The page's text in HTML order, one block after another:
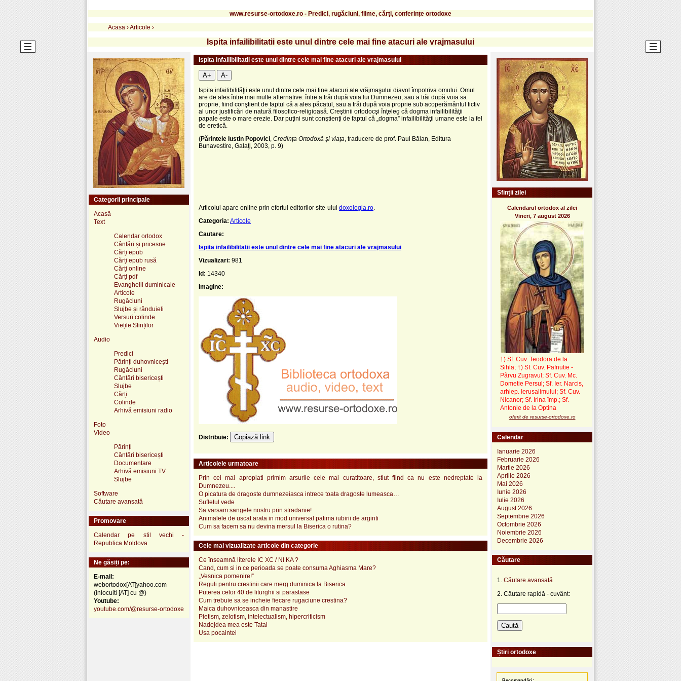
www.resurse-ortodoxe.ro - Predici, rugăciuni, filme, cărți, conferințe ortodoxe
Acasa ›Articole ›
Ispita infailibilitatii este unul dintre cele mai fine atacuri ale vrajmasului
Ispita infailibilitatii este unul dintre cele mai fine atacuri ale vrajmasului
A+ A-
Ispita infailibilităţii este unul dintre cele mai fine atacuri ale vrăjmaşului diavol împotriva omului. Omul
are de ales între mai multe alternative: între a trăi după voia lui Dumnezeu, sau a trăi după voia sa
proprie, fiind conştient de faptul că a ales păcatul, sau a trăi după voia proprie sub acoperământul fictiv
al unor justificări de natură filosofico-religioasă. Creştinii ortodocşi înţeleg că dogma infailibilităţii
papale este o mare erezie. Dar puţini sunt conştienţi de faptul că „dogma” infailibilităţii umane este la fel
de eretică.
(Părintele Iustin Popovici Credința Ortodoxă și viața , traducere de prof. Paul Bălan, Editura
Bunavestire, Galaţi, 2003, p. 9)
Articolul apare online prin efortul editorilor site-ului doxologia.ro
Categoria: Articole
Cautare:
Ispita infailibilitatii este unul dintre cele mai fine atacuri ale vrajmasului
Vizualizari: 981
Id: 14340
Imagine:
Distribuie: Copiază link
Articolele urmatoare
Prin cei mai apropiati primim arsurile cele mai curatitoare, stiut fiind ca nu este nedreptate la
Dumnezeu....
O picatura de dragoste dumnezeiasca intrece toata dragoste lumeasca…
Sufletul vede
Sa varsam sangele nostru prin stradanie!
Animalele de uscat arata in mod universal patima iubirii de arginti
Cum sa facem sa nu devina mersul la Biserica o rutina?
Cele mai vizualizate articole din categorie
Ce înseamnă literele IC XC / NI KA ?
Cand, cum si in ce perioada se poate consuma Aghiasma Mare?
„Vesnica pomenire!”
Reguli pentru crestinii care merg duminica la Biserica
Puterea celor 40 de liturghii si parastase
Cum trebuie sa se incheie fiecare rugaciune crestina?
Maica duhovniceasca din manastire
Pietism, zelotism, intelectualism, hipercriticism
Nadejdea mea este Tatal
Usa pocaintei
Categorii principale
Acasă
Text
Calendar ortodox
Cântări și pricesne
Cărți epub
Cărți epub rusă
Cărți online
Cărți pdf
Evanghelii duminicale
Articole
Rugăciuni
Slujbe și rânduieli
Versuri colinde
Viețile Sfinților
Audio
Predici
Părinți duhovnicești
Rugăciuni
Cântări bisericești
Slujbe
Cărți
Colinde
Arhivă emisiuni radio
Foto
Video
Părinți
Cântări bisericești
Documentare
Arhivă emisiuni TV
Slujbe
Software
Căutare avansată
Promovare
Calendar pe stil vechi -
Republica Moldova
Ne găsiți pe:
E-mail:
webortodox[AT]yahoo.com
(inlocuiti [AT] cu @)
Youtube:
youtube.com/@resurse-ortodoxe
Sfinții zilei
Calendarul ortodox al zilei
Vineri, 7 august 2026
†) Sf. Cuv. Teodora de la
Sihla; †) Sf. Cuv. Pafnutie -
Pârvu Zugravul ; Sf. Cuv. Mc.
Dometie Persul; Sf. Ier. Narcis,
arhiep. Ierusalimului; Sf. Cuv.
Nicanor; Sf. Irina împ.; Sf.
Antonie de la Optina
oferit de resurse-ortodoxe.ro
Calendar
Ianuarie 2026
Februarie 2026
Martie 2026
Aprilie 2026
Mai 2026
Iunie 2026
Iulie 2026
August 2026
Septembrie 2026
Octombrie 2026
Noiembrie 2026
Decembrie 2026
Căutare
1. Căutare avansată
2. Căutare rapidă - cuvânt:
Știri ortodoxe